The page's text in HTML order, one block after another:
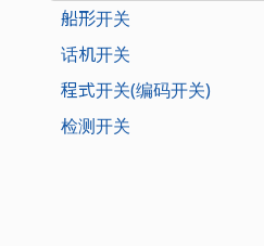
船形开关
话机开关
程式开关(编码开关)
检测开关